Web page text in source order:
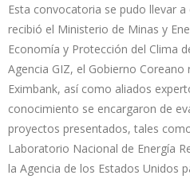
Esta convocatoria se pudo llevar
recibió el Ministerio de Minas y
Economía y Protección del Clima
Agencia GIZ, el Gobierno
Eximbank, así como aliados
conocimiento se encargaron de
proyectos presentados, tales
Laboratorio Nacional de Energía
la Agencia de los Estados Unidos